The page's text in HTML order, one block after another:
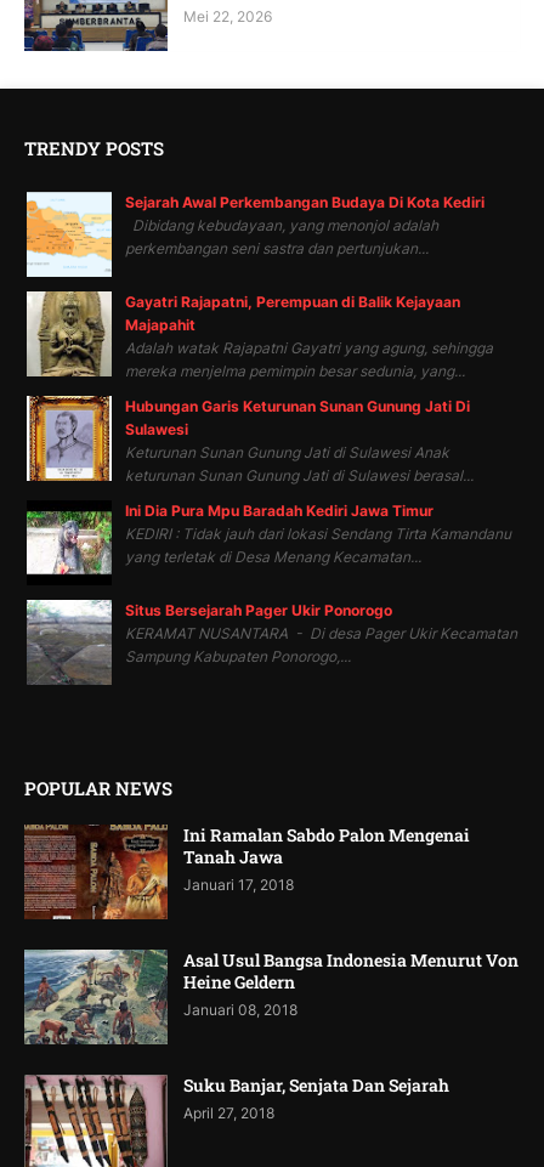
Mei 22, 2026
TRENDY POSTS
Sejarah Awal Perkembangan Budaya Di Kota Kediri
Dibidang kebudayaan, yang menonjol adalah
perkembangan seni sastra dan pertunjukan...
Gayatri Rajapatni, Perempuan di Balik Kejayaan
Majapahit
Adalah watak Rajapatni Gayatri yang agung, sehingga
mereka menjelma pemimpin besar sedunia, yang...
Hubungan Garis Keturunan Sunan Gunung Jati Di
Sulawesi
Keturunan Sunan Gunung Jati di Sulawesi Anak
keturunan Sunan Gunung Jati di Sulawesi berasal...
Ini Dia Pura Mpu Baradah Kediri Jawa Timur
KEDIRI : Tidak jauh dari lokasi Sendang Tirta Kamandanu
yang terletak di Desa Menang Kecamatan...
Situs Bersejarah Pager Ukir Ponorogo
KERAMAT NUSANTARA - Di desa Pager Ukir Kecamatan
Sampung Kabupaten Ponorogo,...
POPULAR NEWS
Ini Ramalan Sabdo Palon Mengenai
Tanah Jawa
Januari 17, 2018
Asal Usul Bangsa Indonesia Menurut Von
Heine Geldern
Januari 08, 2018
Suku Banjar, Senjata Dan Sejarah
April 27, 2018